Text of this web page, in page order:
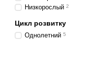
Низкорослый 2
Цикл розвитку
Однолетний 5